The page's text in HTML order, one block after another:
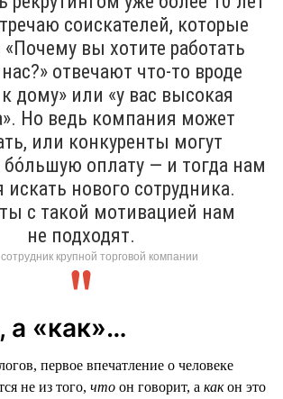
соискателей, которые
«Почему вы хотите работать
отвечают что-то вроде
дому» или «у вас высокая
Но ведь компания может
или конкуренты могут
оплату — и тогда нам
искать нового сотрудника.
с такой мотивацией нам
не подходят.
крупной торговой компании
а «как»…
первое впечатление о человеке
не из того, что он говорит, а какон это